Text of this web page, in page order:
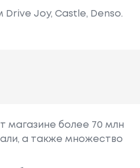
Joy, Castle, Denso.
магазине более 70 млн
а также множество